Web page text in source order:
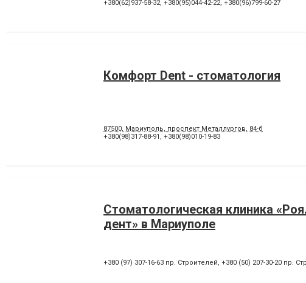
Художня реставрація зубів
Хірургічне лікування зубів
+380(62)937-58-32, +380(95)044-42-22, +380(96)799-60-27
Комфорт Dent - стоматология
87500, Мариуполь, проспект Металлургов, 84-б
+380(98)317-88-91 , +380(98)010-19-83
Стоматологическая клиника
дент» в Мариуполе
+380 (97) 307-16-63 пр. Строителей, +380 (50) 207-30-20 пр.